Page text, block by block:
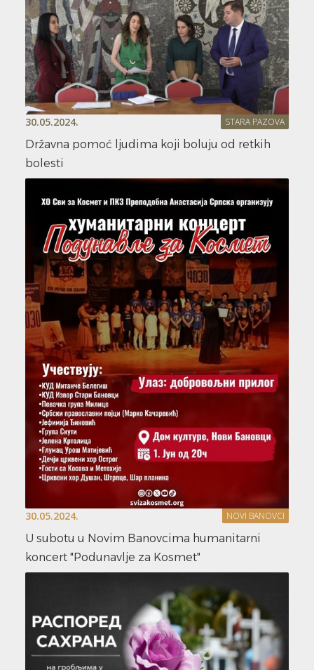
30.05.2024. STARA PAZOVA
Državna pomoć ljudima koji boluju od retkih
bolesti
30.05.2024. NOVI BANOVCI
U subotu u Novim Banovcima humanitarni
koncert "Podunavlje za Kosmet"